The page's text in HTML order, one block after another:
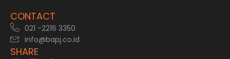
CONTACT
021 -2216 3350
info@bapj.co.id
SHARE